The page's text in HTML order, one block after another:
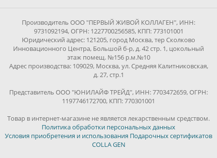
Производитель ООО "ПЕРВЫЙ ЖИВОЙ КОЛЛАГЕН", ИНН:
9731092194, ОГРН: 1227700256585, КПП: 773101001
Юридический адрес: 121205, город Москва, тер Сколково
Инновационного Центра, Большой б-р, д. 42 стр. 1, цокольный
этаж помещ. №156 р.м.№10
Адрес производства: 109029, Москва, ул. Средняя Калитниковская,
д. 27, стр.1
Представитель ООО "ЮНИЛАЙФ ТРЕЙД", ИНН: 7703472659, ОГРН:
1197746172700, КПП: 770301001
Товар в интернет-магазине не является лекарственным средством.
Политика обработки персональных данных
Условия приобретения и использования Подарочных сертификатов
COLLA GEN